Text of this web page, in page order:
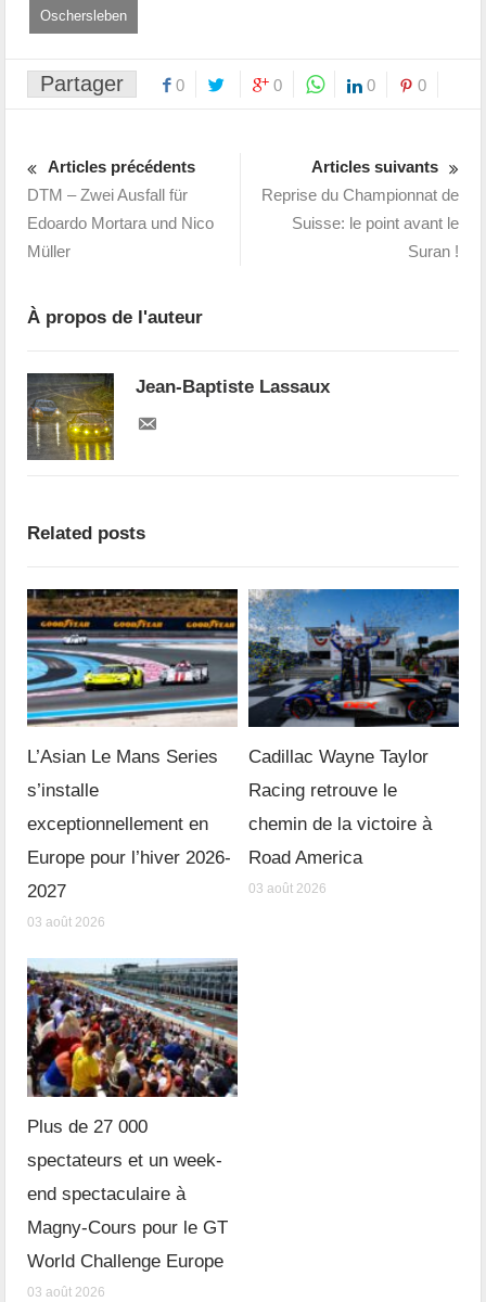
Oschersleben
Partager 0 0 0 0
Articles précédents
DTM – Zwei Ausfall für
Edoardo Mortara und Nico
Müller
Articles suivants
Reprise du Championnat de
Suisse: le point avant le
Suran !
À propos de l'auteur
Jean-Baptiste Lassaux
Related posts
L’Asian Le Mans Series
s’installe
exceptionnellement en
Europe pour l’hiver 2026-
2027
03 août 2026
Cadillac Wayne Taylor
Racing retrouve le
chemin de la victoire à
Road America
03 août 2026
Plus de 27 000
spectateurs et un week-
end spectaculaire à
Magny-Cours pour le GT
World Challenge Europe
03 août 2026